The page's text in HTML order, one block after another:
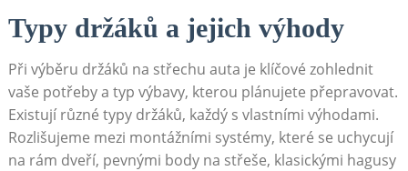
Typy držáků a jejich výhody
Při výběru držáků na střechu auta je klíčové zohlednit
vaše ⁣potřeby a typ výbavy, kterou ‍plánujete přepravovat.
Existují ⁢různé typy držáků, každý s vlastními výhodami.
Rozlišujeme mezi ‍montážními systémy,‌ které se uchycují
na rám dveří,‌ pevnými body na střeše, klasickými hagusy